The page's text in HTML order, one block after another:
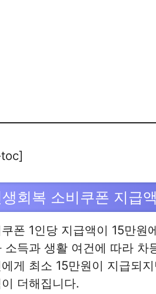
생회복 소비쿠폰 지급
폰 1인당 지급액이 15만원
소득과 생활 여건에 따라 차
게 최소 15만원이 지급되
더해집니다.